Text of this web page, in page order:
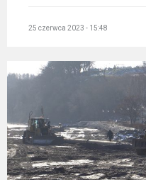
25 czerwca 2023 - 15:48